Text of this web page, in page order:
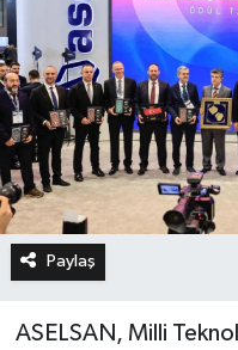
Paylaş
ASELSAN, Milli